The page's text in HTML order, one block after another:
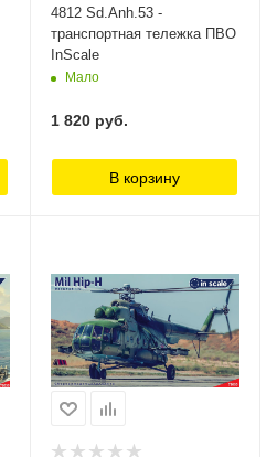
4812 Sd.Anh.53 -
транспортная тележка ПВО
InScale
Мало
1 820 руб.
В корзину